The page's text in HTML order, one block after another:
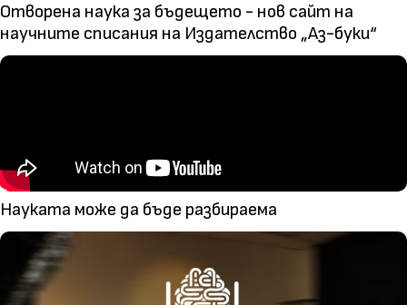
Отворена наука за бъдещето - нов сайт на
научните списания на Издателство „Аз-буки“
Науката може да бъде разбираема